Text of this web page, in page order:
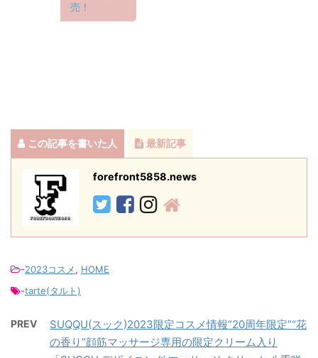
売！
この記事を書いた人 最新記事
forefront5858.news
-2023コスメ, HOME
-tarte(タルト)
PREV
SUQQU(スック)2023限定コスメ情報“20周年限定”“花
の香り”顔筋マッサージ専用の限定クリーム入り